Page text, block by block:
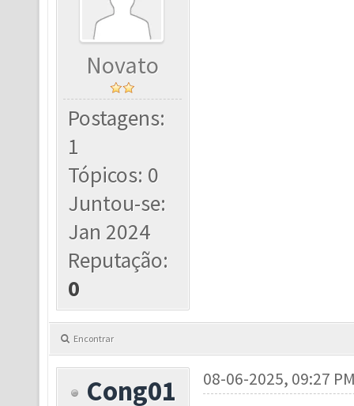
Novato
Postagens:
1
Tópicos: 0
Juntou-se:
Jan 2024
Reputação:
0
Encontrar
Cong01 08-06-2025, 09:27